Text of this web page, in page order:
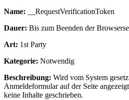
Name: __RequestVerificationToken
Dauer: Bis zum Beenden der
Art: 1st Party
Kategorie: Notwendig
Beschreibung: Wird vom System
Anmeldeformular auf der Seite
keine Inhalte geschrieben.